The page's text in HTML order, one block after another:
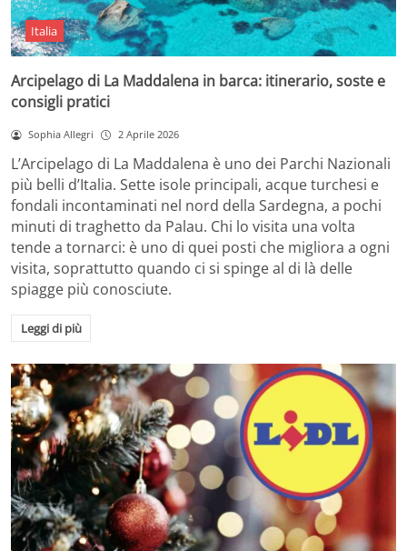
Italia
Arcipelago di La Maddalena in barca: itinerario, soste e
consigli pratici
Sophia Allegri 2 Aprile 2026
L’Arcipelago di La Maddalena è uno dei Parchi Nazionali
più belli d’Italia. Sette isole principali, acque turchesi e
fondali incontaminati nel nord della Sardegna, a pochi
minuti di traghetto da Palau. Chi lo visita una volta
tende a tornarci: è uno di quei posti che migliora a ogni
visita, soprattutto quando ci si spinge al di là delle
spiagge più conosciute.
Leggi di più